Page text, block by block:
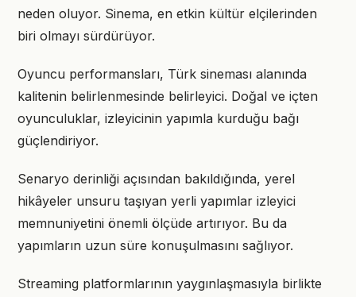
neden oluyor. Sinema, en etkin kültür elçilerinden
biri olmayı sürdürüyor.
Oyuncu performansları, Türk sineması alanında
kalitenin belirlenmesinde belirleyici. Doğal ve içten
oyunculuklar, izleyicinin yapımla kurduğu bağı
güçlendiriyor.
Senaryo derinliği açısından bakıldığında, yerel
hikâyeler unsuru taşıyan yerli yapımlar izleyici
memnuniyetini önemli ölçüde artırıyor. Bu da
yapımların uzun süre konuşulmasını sağlıyor.
Streaming platformlarının yaygınlaşmasıyla birlikte